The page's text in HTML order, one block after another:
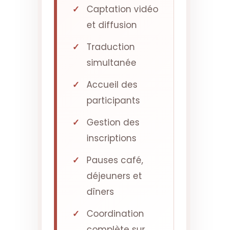
Captation vidéo
et diffusion
Traduction
simultanée
Accueil des
participants
Gestion des
inscriptions
Pauses café,
déjeuners et
dîners
Coordination